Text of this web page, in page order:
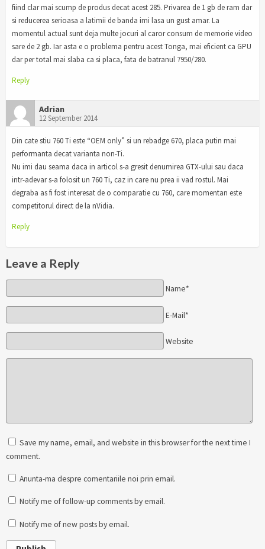
fiind clar mai scump de produs decat acest 285. Privarea de 1 gb de ram dar
si reducerea serioasa a latimii de banda imi lasa un gust amar. La
momentul actual sunt deja multe jocuri al caror consum de memorie video
sare de 2 gb. Iar asta e o problema pentru acest Tonga, mai eficient ca GPU
dar per total mai slaba ca si placa, fata de batranul 7950/280.
Reply
Adrian
12 September 2014
Din cate stiu 760 Ti este “OEM only” si un rebadge 670, placa putin mai
performanta decat varianta non-Ti.
Nu imi dau seama daca in articol s-a gresit denumirea GTX-ului sau daca
intr-adevar s-a folosit un 760 Ti, caz in care nu prea ii vad rostul. Mai
degraba as fi fost interesat de o comparatie cu 760, care momentan este
competitorul direct de la nVidia.
Reply
Leave a Reply
Name*
E-Mail*
Website
Save my name, email, and website in this browser for the next time I
comment.
Anunta-ma despre comentariile noi prin email.
Notify me of follow-up comments by email.
Notify me of new posts by email.